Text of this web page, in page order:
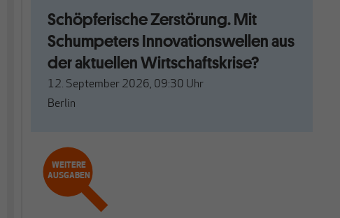
Schöpferische Zerstörung. Mit
Schumpeters Innovationswellen aus
der aktuellen Wirtschaftskrise?
12. September 2026, 09:30 Uhr
Berlin
WEITERE
AUSGABEN